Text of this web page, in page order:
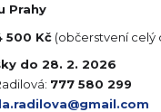
Prahy
500 Kč (občerstvení celý
do 28. 2. 2026
777 580 299